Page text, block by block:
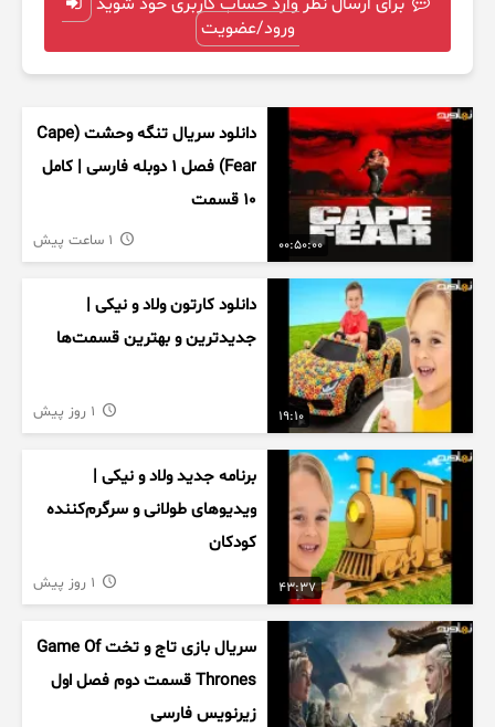
ورود/عضویت
00:50:00
دانلود سریال تنگه وحشت (Cape
Fear) فصل ۱ دوبله فارسی | کامل
۱۰ قسمت
19:10
دانلود کارتون ولاد و نیکی |
جدیدترین و بهترین قسمت‌ها
43:37
برنامه جدید ولاد و نیکی |
ویدیوهای طولانی و سرگرم‌کننده
کودکان
سریال بازی تاج و تخت Game Of
Thrones قسمت دوم فصل اول
زیرنویس فارسی